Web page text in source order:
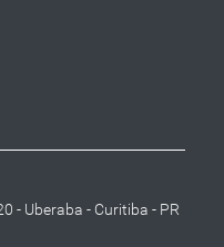
- Uberaba - Curitiba - PR